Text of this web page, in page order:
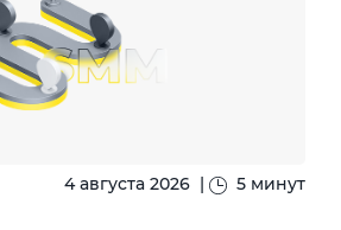
4 августа 2026 | 5 минут